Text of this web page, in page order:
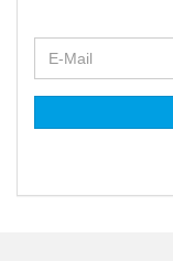
ZUR
NEWSLETTER-
E-
Mail